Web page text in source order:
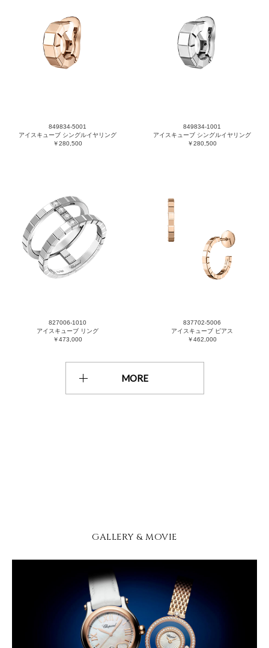
849834-5001
アイスキューブ シングルイヤリング
￥280,500
849834-1001
アイスキューブ シングルイヤリング
￥280,500
827006-1010
アイスキューブ リング
￥473,000
837702-5006
アイスキューブ ピアス
￥462,000
MORE
GALLERY & MOVIE